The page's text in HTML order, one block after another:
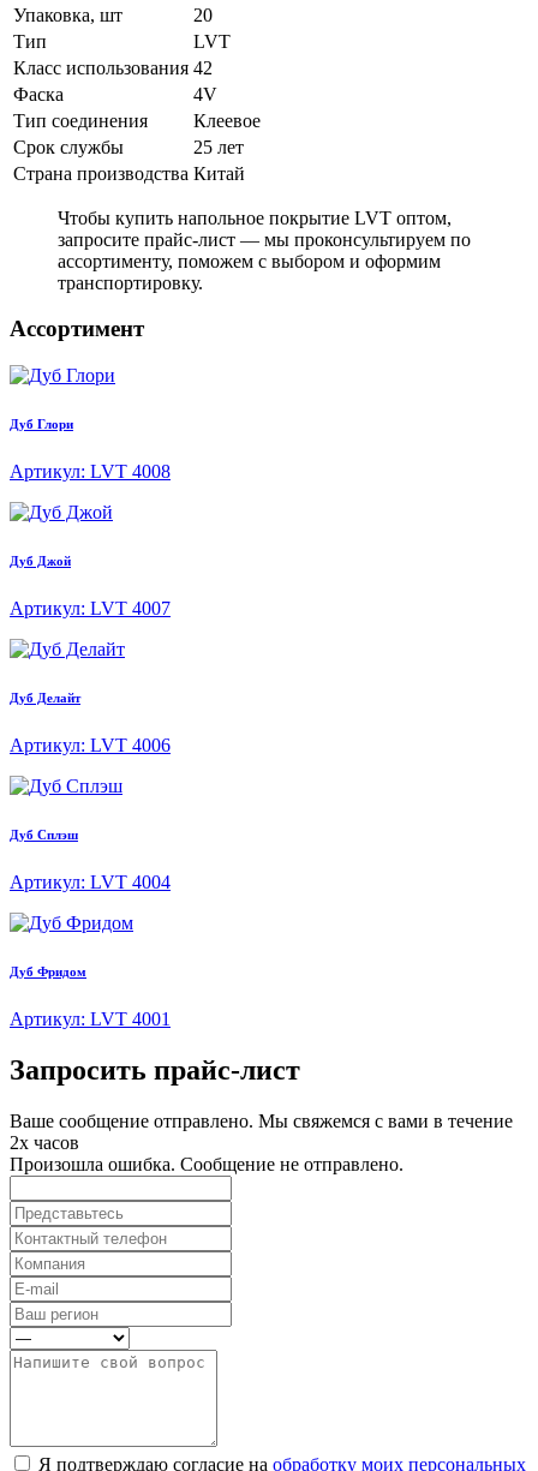
Упаковка, шт
20
Тип
LVT
Класс использования 42
Фаска
4V
Тип соединения
Клеевое
Срок службы
25 лет
Страна производства Китай
Чтобы купить напольное покрытие LVT оптом,
запросите прайс-лист — мы проконсультируем по
ассортименту, поможем с выбором и оформим
транспортировку.
Ассортимент
Дуб Глори
Артикул: LVT 4008
Дуб Джой
Артикул: LVT 4007
Дуб Делайт
Артикул: LVT 4006
Дуб Сплэш
Артикул: LVT 4004
Дуб Фридом
Артикул: LVT 4001
Запросить прайс-лист
Ваше сообщение отправлено. Мы свяжемся с вами в течение
2х часов
Произошла ошибка. Сообщение не отправлено.
Я подтверждаю согласие на обработку моих персональных